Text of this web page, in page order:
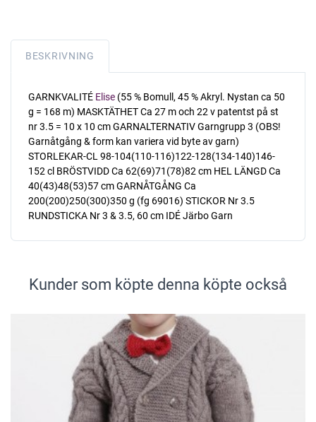
BESKRIVNING
GARNKVALITÉ Elise (55 % Bomull, 45 % Akryl. Nystan ca 50
g = 168 m) MASKTÄTHET Ca 27 m och 22 v patentst på st
nr 3.5 = 10 x 10 cm GARNALTERNATIV Garngrupp 3 (OBS!
Garnåtgång & form kan variera vid byte av garn)
STORLEKAR-CL 98-104(110-116)122-128(134-140)146-
152 cl BRÖSTVIDD Ca 62(69)71(78)82 cm HEL LÄNGD Ca
40(43)48(53)57 cm GARNÅTGÅNG Ca
200(200)250(300)350 g (fg 69016) STICKOR Nr 3.5
RUNDSTICKA Nr 3 & 3.5, 60 cm IDÉ Järbo Garn
Kunder som köpte denna köpte också